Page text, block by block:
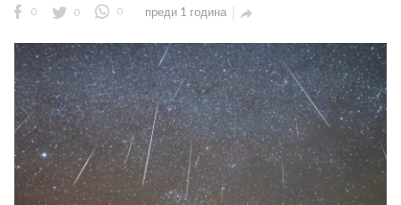
0 0 0 преди 1 година 